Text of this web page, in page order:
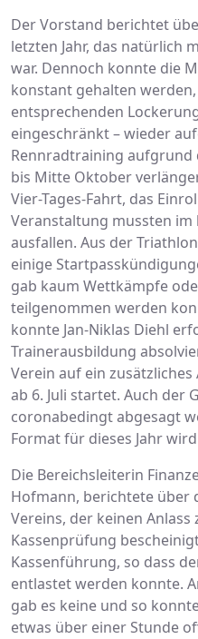
Der Vorstand berichtet
letzten Jahr, das natürlich
war. Dennoch konnte die
konstant gehalten
entsprechenden
eingeschränkt – wieder
Rennradtraining aufgrund
bis Mitte Oktober
Vier-Tages-Fahrt, das
Veranstaltung mussten im
ausfallen. Aus der
einige
gab kaum Wettkämpfe
teilgenommen werden
konnte Jan-Niklas Diehl
Trainerausbildung
Verein auf ein
ab 6. Juli startet. Auch der
coronabedingt abgesagt
Format für dieses Jahr
Die Bereichsleiterin
Hofmann, berichtete über
Vereins, der keinen
Kassenprüfung
Kassenführung, so dass
entlastet werden konnte.
gab es keine und so
etwas über einer Stunde